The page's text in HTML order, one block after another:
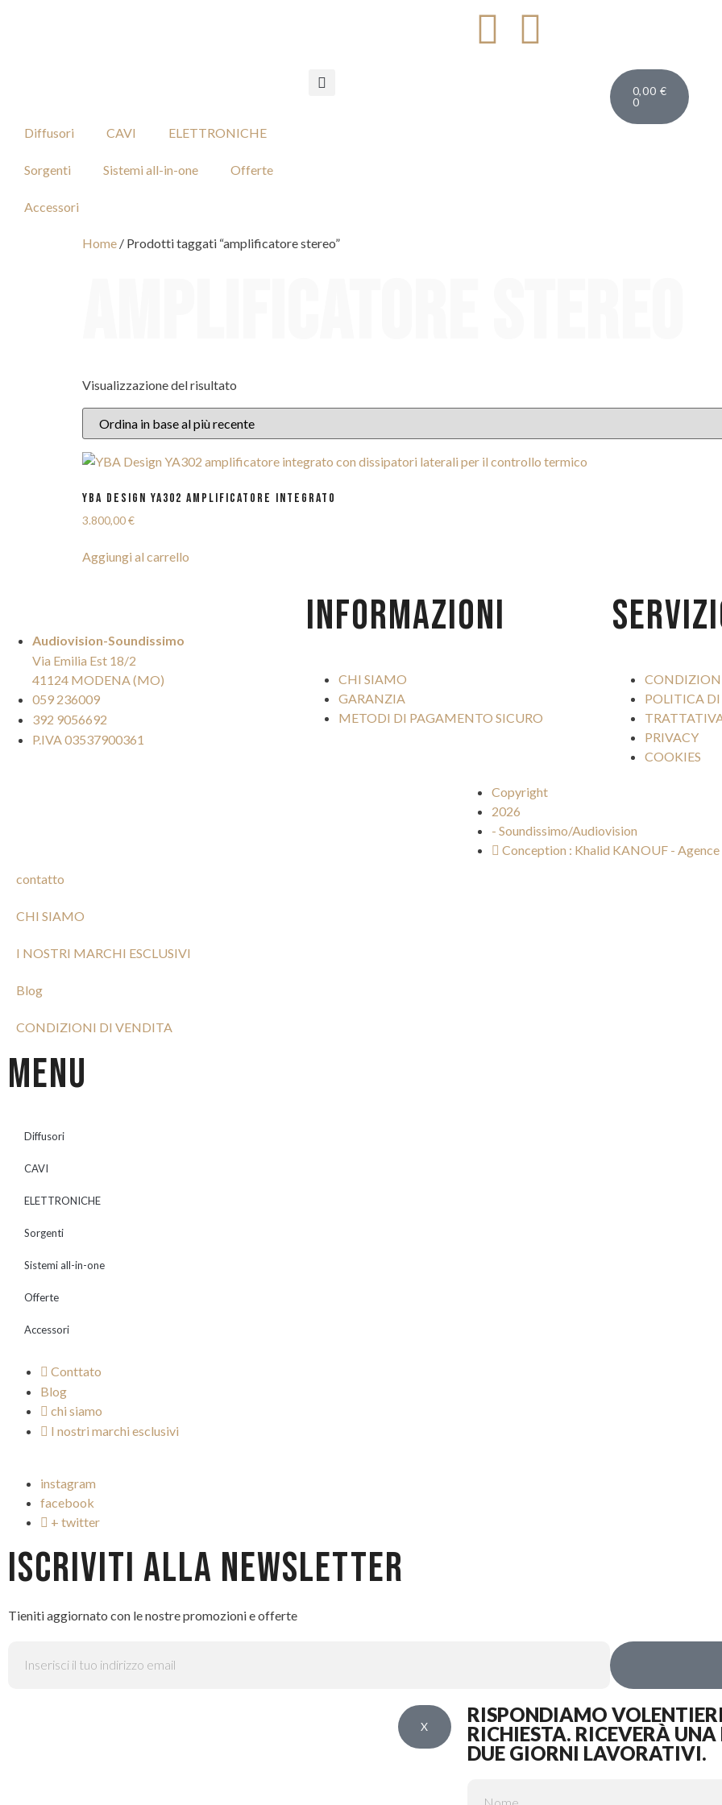
Diffusori CAVI ELETTRONICHE
Sorgenti Sistemi all-in-one Offerte
Accessori
0,00 €
0
Home / Prodotti taggati “amplificatore stereo”
Visualizzazione del risultato
YBA DESIGN YA302 AMPLIFICATORE INTEGRATO
3.800,00€
Aggiungi al carrello
Audiovision-Soundissimo
Via Emilia Est 18/2
41124 MODENA (MO)
059 236009
392 9056692
P.IVA 03537900361
INFORMAZIONI
CHI SIAMO
GARANZIA
METODI DI PAGAMENTO SICURO
POLITICA DI
PRIVACY
COOKIES
Copyright
2026
- Soundissimo/Audiovision
Conception : Khalid KANOUF -
contatto
CHI SIAMO
I NOSTRI MARCHI ESCLUSIVI
Blog
CONDIZIONI DI VENDITA
Menu
Diffusori
CAVI
ELETTRONICHE
Sorgenti
Sistemi all-in-one
Offerte
Accessori
Conttato
Blog
chi siamo
I nostri marchi esclusivi
instagram
facebook
+ twitter
ISCRIVITI ALLA NEWSLETTER
Tieniti aggiornato con le nostre promozioni e offerte
X
RISPONDIAMO
RICHIESTA. RICEVERÀ
DUE GIORNI LAVORATIVI.